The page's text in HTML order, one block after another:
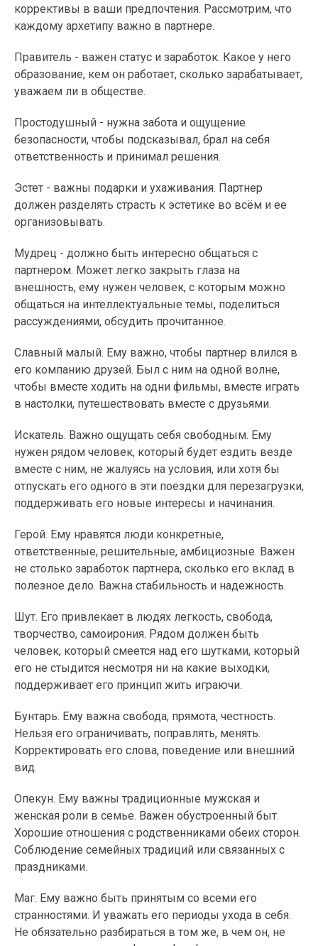
коррективы в ваши предпочтения. Рассмотрим, что
каждому архетипу важно в партнере.
Правитель - важен статус и заработок. Какое у него
образование, кем он работает, сколько зарабатывает,
уважаем ли в обществе.
Простодушный - нужна забота и ощущение
безопасности, чтобы подсказывал, брал на себя
ответственность и принимал решения.
Эстет - важны подарки и ухаживания. Партнер
должен разделять страсть к эстетике во всём и ее
организовывать.
Мудрец - должно быть интересно общаться с
партнером. Может легко закрыть глаза на
внешность, ему нужен человек, с которым можно
общаться на интеллектуальные темы, поделиться
рассуждениями, обсудить прочитанное.
Славный малый. Ему важно, чтобы партнер влился в
его компанию друзей. Был с ним на одной волне,
чтобы вместе ходить на одни фильмы, вместе играть
в настолки, путешествовать вместе с друзьями.
Искатель. Важно ощущать себя свободным. Ему
нужен рядом человек, который будет ездить везде
вместе с ним, не жалуясь на условия, или хотя бы
отпускать его одного в эти поездки для перезагрузки,
поддерживать его новые интересы и начинания.
Герой. Ему нравятся люди конкретные,
ответственные, решительные, амбициозные. Важен
не столько заработок партнера, сколько его вклад в
полезное дело. Важна стабильность и надежность.
Шут. Его привлекает в людях легкость, свобода,
творчество, самоирония. Рядом должен быть
человек, который смеется над его шутками, который
его не стыдится несмотря ни на какие выходки,
поддерживает его принцип жить играючи.
Бунтарь. Ему важна свобода, прямота, честность.
Нельзя его ограничивать, поправлять, менять.
Корректировать его слова, поведение или внешний
вид.
Опекун. Ему важны традиционные мужская и
женская роли в семье. Важен обустроенный быт.
Хорошие отношения с родственниками обеих сторон.
Соблюдение семейных традиций или связанных с
праздниками.
Маг. Ему важно быть принятым со всеми его
странностями. И уважать его периоды ухода в себя.
Не обязательно разбираться в том же, в чем он, не